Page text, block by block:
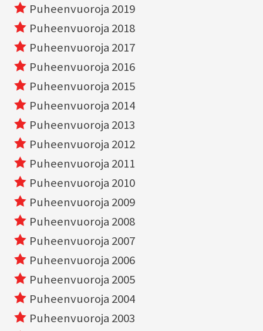
Puheenvuoroja 2019
Puheenvuoroja 2018
Puheenvuoroja 2017
Puheenvuoroja 2016
Puheenvuoroja 2015
Puheenvuoroja 2014
Puheenvuoroja 2013
Puheenvuoroja 2012
Puheenvuoroja 2011
Puheenvuoroja 2010
Puheenvuoroja 2009
Puheenvuoroja 2008
Puheenvuoroja 2007
Puheenvuoroja 2006
Puheenvuoroja 2005
Puheenvuoroja 2004
Puheenvuoroja 2003